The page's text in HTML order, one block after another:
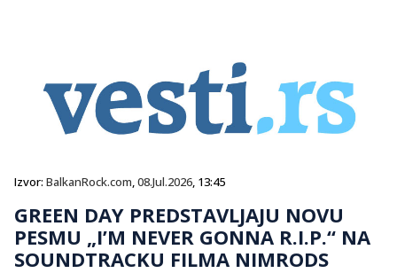
Izvor: BalkanRock.com,08.Jul.2026, 13:45
GREEN DAY PREDSTAVLJAJU NOVU
PESMU „I’M NEVER GONNA R.I.P.“ NA
SOUNDTRACKU FILMA NIMRODS